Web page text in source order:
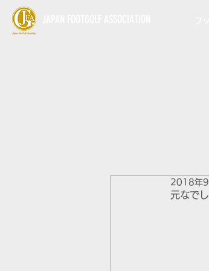
元なで
2018年9